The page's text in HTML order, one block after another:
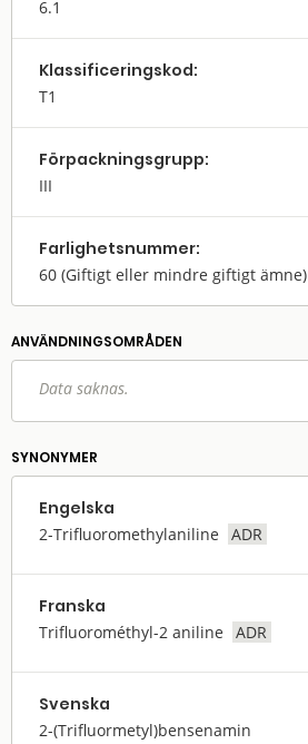
6.1
Klassifi­cerings­kod:
T1
Förpack­nings­grupp:
III
Farlighets­nummer:
60 (Giftigt eller mindre giftigt ämne)
ANVÄNDNINGS­OMRÅDEN
Data saknas.
SYNONYMER
Engelska
2-Trifluoromethylaniline ADR
Franska
Trifluorométhyl-2 aniline ADR
Svenska
2-(Trifluormetyl)bensenamin